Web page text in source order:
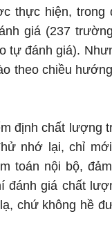
thực hiện,
giá (237
tự đánh giá).
theo chiều
định chất lượng
nhớ lại, chỉ
toán nội bộ,
đánh giá chất
chứ không hề